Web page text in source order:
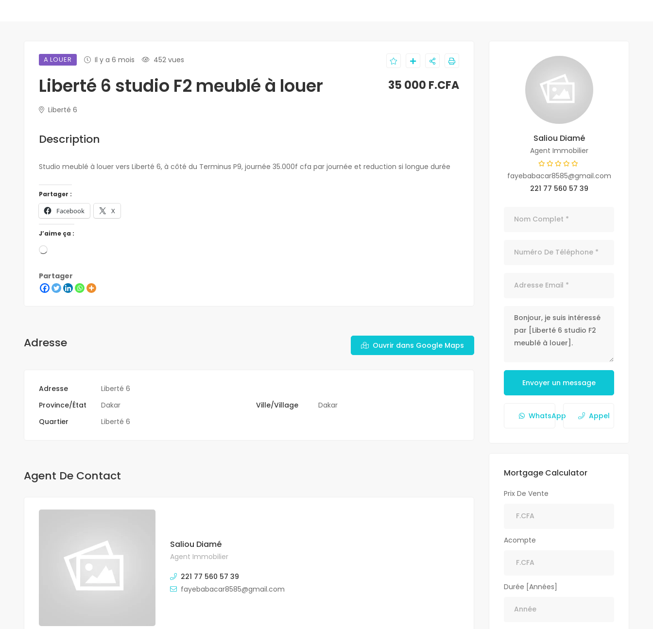
A LOUER Il y a 6 mois 452 vues
Liberté 6 studio F2 meublé à louer
Liberté 6
35 000 F.CFA
Description
Studio meublé à louer vers Liberté 6, à côté du Terminus P9, journée 35.000f cfa par journée et reduction si longue durée
Partager :
Facebook X
J’aime ça :
Partager
Adresse Ouvrir dans Google Maps
Adresse
Liberté 6
Province/État
Dakar Ville/Village
Dakar
Quartier
Liberté 6
Agent De Contact
Saliou Diamé
Agent Immobilier
221 77 560 57 39
fayebabacar8585@gmail.com
Saliou Diamé
Agent Immobilier
fayebabacar8585@gmail.com
221 77 560 57 39
Envoyer un message
WhatsApp Appel
Mortgage Calculator
Prix De Vente
Acompte
Durée [Années]